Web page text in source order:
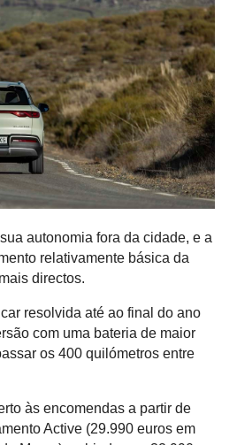
autonomia fora da cidade, e a
relativamente básica da
directos.
resolvida até ao final do ano
com uma bateria de maior
os 400 quilómetros entre
às encomendas a partir de
Active (29.990 euros em